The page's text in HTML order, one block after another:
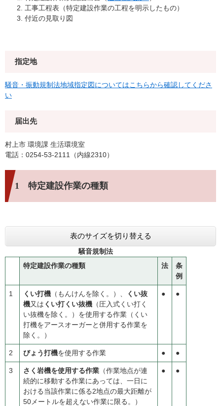
工事工程表（特定建設作業の工程を明示したもの）
付近の見取り図
指定地
騒音・振動規制法地域指定図についてはこちらから確認してくださ
い
届出先
村上市 環境課 生活環境室
電話：0254-53-2111（内線2310）
1 特定建設作業の種類
表のサイズを切り替える
騒音規制法
特定建設作業の種類
法
条
例
1 くい打機 （もんけんを除く。）、
くい抜
機又は くい打くい抜機 （圧入式くい打く
い抜機を除く。）を使用する作業（くい
打機をアースオーガーと併用する作業を
除く。）
● ●
2 びょう打機を使用する作業 ● ●
3 さく岩機を使用する作業 （作業地点が連
続的に移動する作業にあっては、一日に
おける当該作業に係る2地点の最大距離が
50メートルを超えない作業に限る。）
● ●